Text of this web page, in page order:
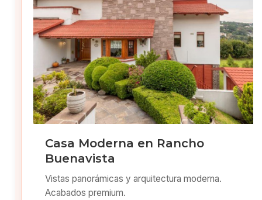
Casa Moderna en Rancho
Buenavista
Vistas panorámicas y arquitectura moderna.
Acabados premium.